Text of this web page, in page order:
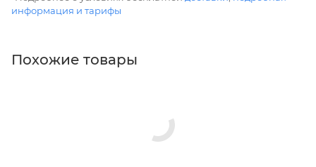
информация и тарифы
Похожие товары